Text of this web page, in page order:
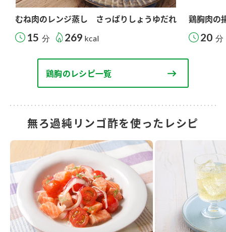
むね肉のレンジ蒸し さっぱりしょうゆだれ
15 分 269 kcal
鶏胸肉の
20 分
鶏胸のレシピ一覧
無ろ過純リンゴ酢を使ったレシピ